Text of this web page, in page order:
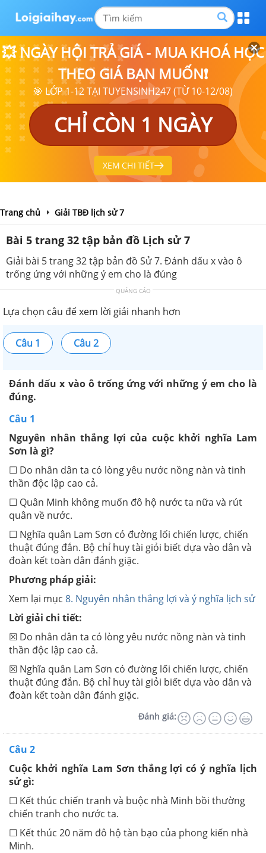
💥 NGÀY HỘI TRẢ GIÁ - MUA KHOÁ HỌC
THEO GIÁ BẠN MUỐN❗
🎯 LỚP 1-12 TẠI TUYENSINH247 (TỪ 10-12/08)
CHỈ CÒN 1 NGÀY
XEM CHI TIẾT
Trang chủ Giải TBĐ lịch sử 7
Bài 5 trang 32 tập bản đồ Lịch sử 7
Giải bài 5 trang 32 tập bản đồ Sử 7. Đánh dấu x vào ô
trống ứng với những ý em cho là đúng
QUẢNG CÁO
Lựa chọn câu để xem lời giải nhanh hơn
Câu 1 Câu 2
Đánh dấu x vào ô trống ứng với những ý em cho là
đúng.
Câu 1
Nguyên nhân thắng lợi của cuộc khởi nghĩa Lam
Sơn là gì?
☐ Do nhân dân ta có lòng yêu nước nồng nàn và tinh
thần độc lập cao cả.
☐ Quân Minh không muốn đô hộ nước ta nữa và rút
quân về nước.
☐ Nghĩa quân Lam Sơn có đường lối chiến lược, chiến
thuật đúng đắn. Bộ chỉ huy tài giỏi biết dựa vào dân và
đoàn kết toàn dân đánh giặc.
Phương pháp giải:
Xem lại mục 8. Nguyên nhân thắng lợi và ý nghĩa lịch sử
Lời giải chi tiết:
☒ Do nhân dân ta có lòng yêu nước nồng nàn và tinh
thần độc lập cao cả.
☒ Nghĩa quân Lam Sơn có đường lối chiến lược, chiến
thuật đúng đắn. Bộ chỉ huy tài giỏi biết dựa vào dân và
đoàn kết toàn dân đánh giặc.
Đánh giá:
Câu 2
Cuộc khởi nghĩa Lam Sơn thắng lợi có ý nghĩa lịch
sử gì:
☐ Kết thúc chiến tranh và buộc nhà Minh bồi thường
chiến tranh cho nước ta.
☐ Kết thúc 20 năm đô hộ tàn bạo của phong kiến nhà
Minh.